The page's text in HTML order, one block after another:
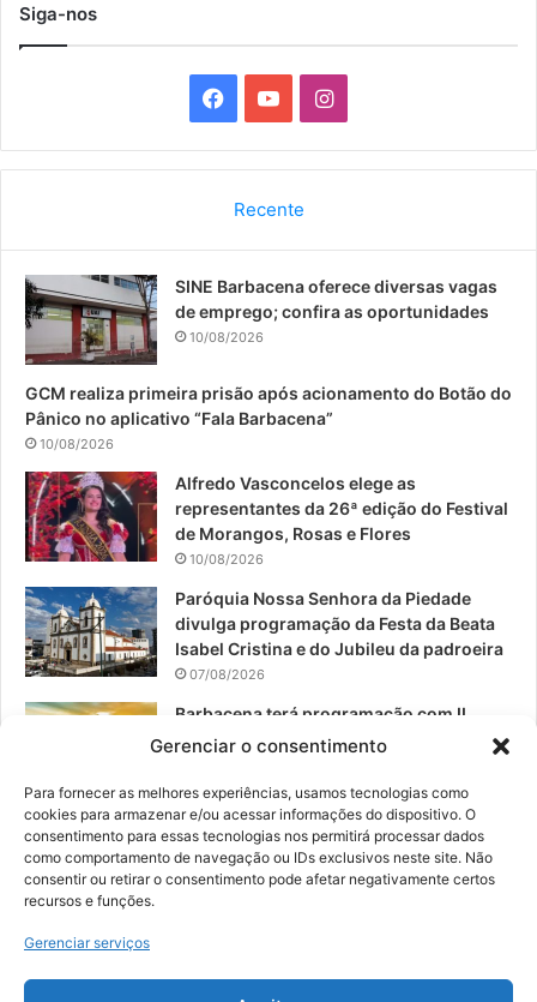
Gerenciar o consentimento
Para fornecer as melhores experiências, usamos tecnologias como
cookies para armazenar e/ou acessar informações do dispositivo. O
consentimento para essas tecnologias nos permitirá processar dados
como comportamento de navegação ou IDs exclusivos neste site. Não
consentir ou retirar o consentimento pode afetar negativamente certos
recursos e funções.
Gerenciar serviços
Siga-nos
a
b
o
o
o
u
e
I
n
a
r
m
Recente
SINE Barbacena oferece diversas vagas
de emprego; confira as oportunidades
10/08/2026
GCM realiza primeira prisão após acionamento do Botão do
Pânico no aplicativo “Fala Barbacena”
10/08/2026
Alfredo Vasconcelos elege as
representantes da 26ª edição do Festival
de Morangos, Rosas e Flores
10/08/2026
Paróquia Nossa Senhora da Piedade
divulga programação da Festa da Beata
Isabel Cristina e do Jubileu da padroeira
07/08/2026
Barbacena terá programação com II
Festival Gastronômico e a 4ª Semana da
anos da cidade
07/08/2026
© 2026, Todos os direitos reservados | Desenvolvido por:
Digital Business| Hospedado por:NP Publicidade